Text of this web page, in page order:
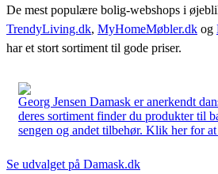
De mest populære bolig-webshops i
TrendyLiving.dk, MyHomeMøbler.dk og
har et stort sortiment til gode priser.
Georg Jensen Damask er anerkendt
deres sortiment finder du produkter til
sengen og andet tilbehør. Klik her for at
Se udvalget på Damask.dk